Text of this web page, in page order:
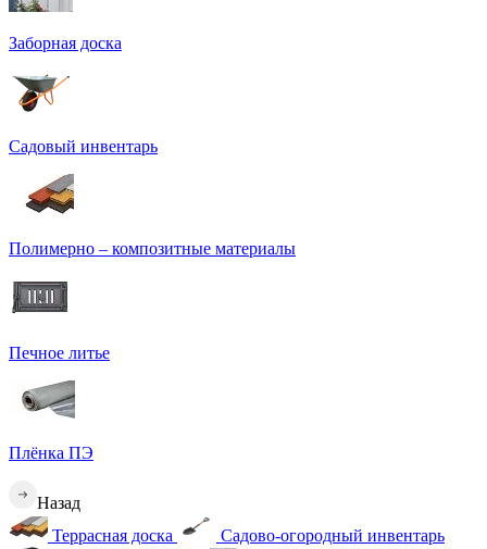
Заборная доска
Садовый инвентарь
Полимерно – композитные материалы
Печное литье
Плёнка ПЭ
Назад
Террасная доска
Садово-огородный инвентарь